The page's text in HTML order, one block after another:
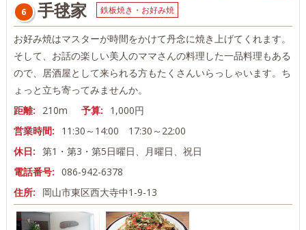
6 手毬家 鉄板焼き・お好み焼
お好み焼はマスターが時間をかけて丹念に焼き上げてくれます。
そして、お話の楽しい美人のママさんの料理した一品料理もある
ので、居酒屋として来られる方もたくさんいらっしゃいます。ち
ょっと立ち寄ってみませんか。
距離:
210m 予算:
1,000円
営業時間:
11:30～14:00 17:30～22:00
休日: 第1・第3・第5日曜日、月曜日、祝日
電話番号: 086-942-6378
住所:
岡山市東区西大寺中1-9-13